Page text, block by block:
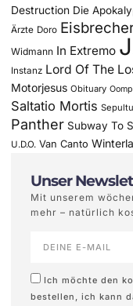
Destruction Die
Ärzte Doro
Widmann In Extremo
Instanz Lord Of The
Motorjesus Obituary
Saltatio Mortis
Panther Subway To
U.D.O. Van Canto
Unser
Mit unserem
mehr – natürlich
Ich möchte den
bestellen, ich kann